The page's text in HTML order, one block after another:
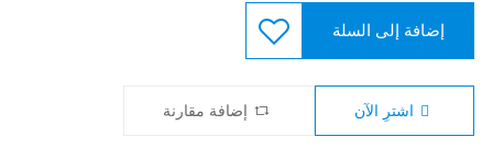
إضافة إلى السلة
اشترِ الآن إضافة مقارنة